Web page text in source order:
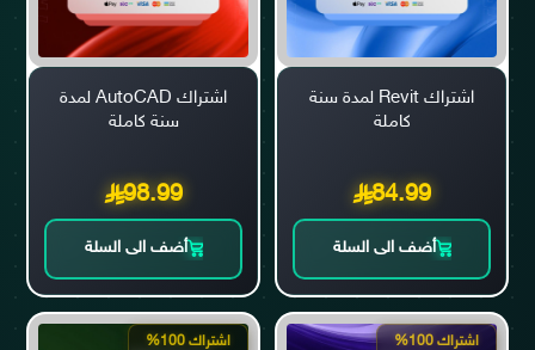
اشتراك Revit لمدة سنة
كاملة
84.99
أضف الى السلة
اشتراك AutoCAD لمدة
سنة كاملة
98.99
أضف الى السلة
اشتراك 100% اشتراك 100%